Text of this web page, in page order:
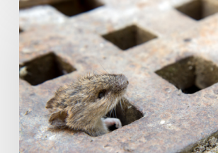
Majadahonda:
el
equilibrio
entre
ciudad
limpia
y
subsuelo